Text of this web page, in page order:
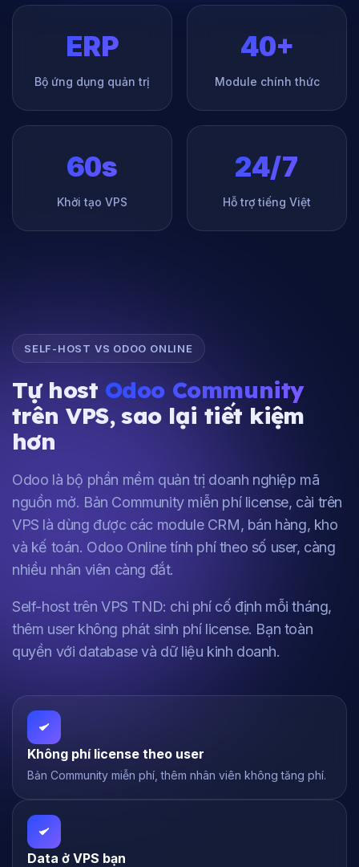
ERP
Bộ ứng dụng quản trị
40+
Module chính thức
60s
Khởi tạo VPS
24/7
Hỗ trợ tiếng Việt
SELF-HOST VS ODOO ONLINE
Tự host Odoo Community
trên VPS, sao lại tiết kiệm
hơn
Odoo là bộ phần mềm quản trị doanh nghiệp mã
nguồn mở. Bản Community miễn phí license, cài trên
VPS là dùng được các module CRM, bán hàng, kho
và kế toán. Odoo Online tính phí theo số user, càng
nhiều nhân viên càng đắt.
Self-host trên VPS TND: chi phí cố định mỗi tháng,
thêm user không phát sinh phí license. Bạn toàn
quyền với database và dữ liệu kinh doanh.
Không phí license theo user
Bản Community miễn phí, thêm nhân viên không tăng phí.
Data ở VPS bạn